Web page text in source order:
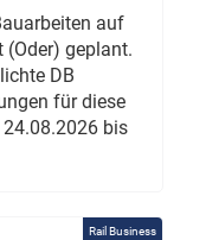
auf
geplant.
DB
für diese
bis
Rail Business